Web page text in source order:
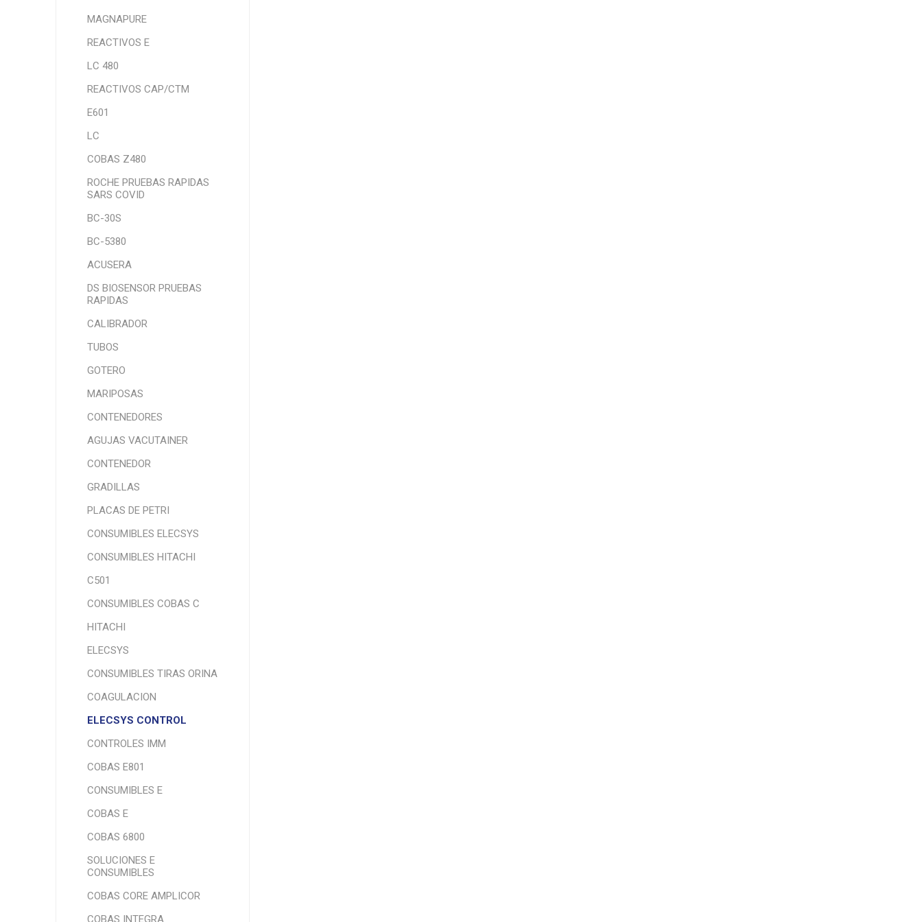
MAGNAPURE
REACTIVOS E
LC 480
REACTIVOS CAP/CTM
E601
LC
COBAS Z480
ROCHE PRUEBAS RAPIDAS
SARS COVID
BC-30S
BC-5380
ACUSERA
DS BIOSENSOR PRUEBAS
RAPIDAS
CALIBRADOR
TUBOS
GOTERO
MARIPOSAS
CONTENEDORES
AGUJAS VACUTAINER
CONTENEDOR
GRADILLAS
PLACAS DE PETRI
CONSUMIBLES ELECSYS
CONSUMIBLES HITACHI
C501
CONSUMIBLES COBAS C
HITACHI
ELECSYS
CONSUMIBLES TIRAS ORINA
COAGULACION
ELECSYS CONTROL
CONTROLES IMM
COBAS E801
CONSUMIBLES E
COBAS E
COBAS 6800
SOLUCIONES E
CONSUMIBLES
COBAS CORE AMPLICOR
COBAS INTEGRA